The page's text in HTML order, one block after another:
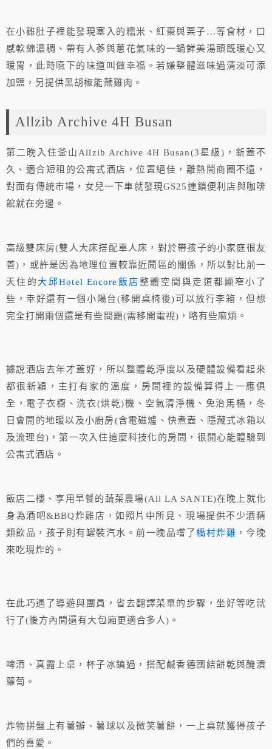
在小雞肚子裡能發現塞入的糯米、紅棗與栗子…等食材，口
感軟綿濃稠、帶有人蔘與蔥花氣味的一鍋鮮美湯頭既暖心又
暖胃，此時嚥下的味道叫做幸福。若嫌整體滋味過清淡可添
加鹽，另提供黑胡椒能蘸雞肉。
Allzib Archive 4H Busan
第二晚入住釜山Allzib Archive 4H Busan(3星級)，新蓋不
久、適合短租的公寓式酒店，位置絕佳，離熱鬧商圈不遠，
對面有傳統市場，女兒一下車就發現GS25連鎖便利店與咖啡
館就在旁邊。
高級雙床房(雙人大床搭配單人床，對於帶孩子的小家庭很友
善)，或許是因為地理位置較靠近鬧區的關係，所以對比前一
天住的 大邱Hotel Encore飯店 整體空間與走道都顯窄小了
些，幸好還有一個小陽台(移開桌椅後)可以放行李箱，但想
完全打開兩個還是有些問題(需移開電視)，略有些麻煩。
據說酒店去年才蓋好，所以整體乾淨度以及硬體設備看起來
都很新穎，主打有家的溫度，房間裡的設備算得上一應俱
全，電子衣櫥、洗衣(烘乾)機、空氣清淨機、免治馬桶，冬
日會開的地暖以及小廚房(含電磁爐、快煮壺、隱藏式冰箱以
及流理台)，第一次入住這麼科技化的房間，很開心能體驗到
公寓式酒店。
飯店二樓、享用早餐的蔬菜農場(All LA SANTE)在晚上就化
身為酒吧&BBQ炸雞店，如照片中所見、現場提供不少酒精
類飲品，孩子則有罐裝汽水。前一晚品嚐了橋村炸雞 ，今晚
來吃現炸的。
在此巧遇了導遊與團員，省去翻譯菜單的步驟，坐好等吃就
行了(後方內間還有大包廂更適合多人)。
啤酒、真露上桌，杯子冰鎮過，搭配鹹香德國結餅乾與醃漬
蘿蔔。
炸物拼盤上有薯瓣、薯球以及微笑薯餅，一上桌就獲得孩子
們的喜愛。